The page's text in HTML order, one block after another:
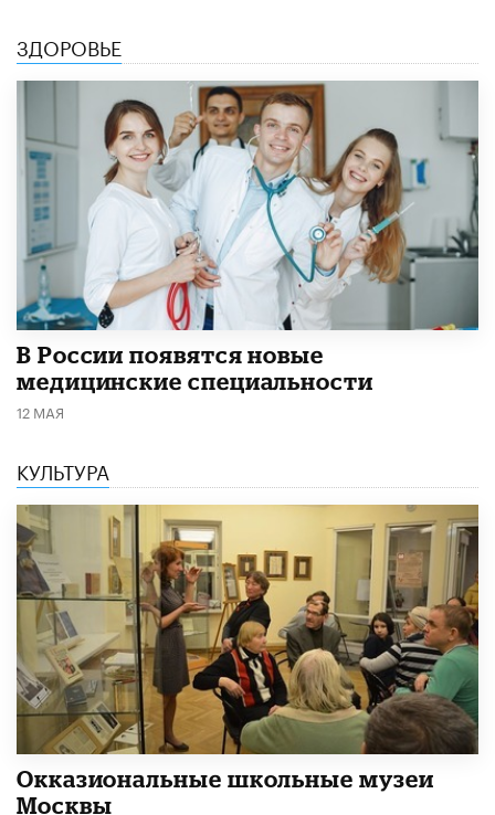
ЗДОРОВЬЕ
В России появятся новые
медицинские специальности
12 МАЯ
КУЛЬТУРА
​Окказиональные школьные музеи
Москвы